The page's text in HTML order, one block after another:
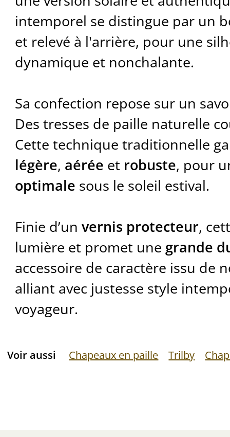
intemporel se distingue par un
et relevé à l'arrière, pour une
dynamique et nonchalante.
Sa confection repose sur un
Des tresses de paille naturelle
Cette technique traditionnelle
légère, aérée et robuste, pour
optimale sous le soleil estival.
Finie d’un vernis protecteur,
lumière et promet une grande
accessoire de caractère issu de
alliant avec justesse style
voyageur.
Voir aussi Chapeaux en paille Trilby